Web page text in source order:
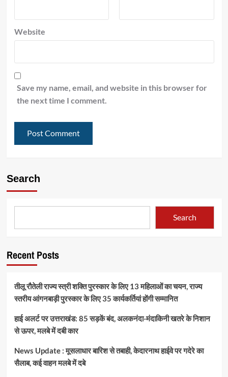
Website
Save my name, email, and website in this browser for
the next time I comment.
Search
Search
Recent Posts
तीलू रौतेली राज्य स्त्री शक्ति पुरस्कार के लिए 13 महिलाओं का चयन, राज्य
स्तरीय आंगनबाड़ी पुरस्कार के लिए 35 कार्यकर्तियां होंगी सम्मानित
हाई अलर्ट पर उत्तराखंड: 85 सड़कें बंद, अलकनंदा-मंदाकिनी खतरे के निशान
से ऊपर, मलबे में दबी कार
News Update : मूसलाधार बारिश से तबाही, केदारनाथ हाईवे पर गदेरे का
सैलाब, कई वाहन मलबे में दबे